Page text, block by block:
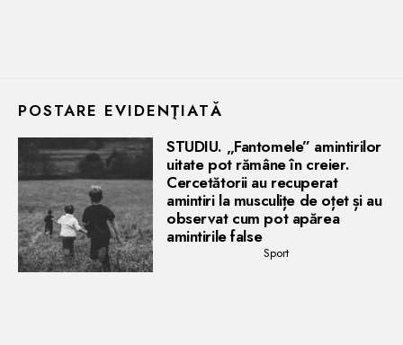
POSTARE EVIDENŢIATĂ
STUDIU. „Fantomele” amintirilor
uitate pot rămâne în creier.
Cercetătorii au recuperat
amintiri la musculițe de oțet și au
observat cum pot apărea
amintirile false
Sport